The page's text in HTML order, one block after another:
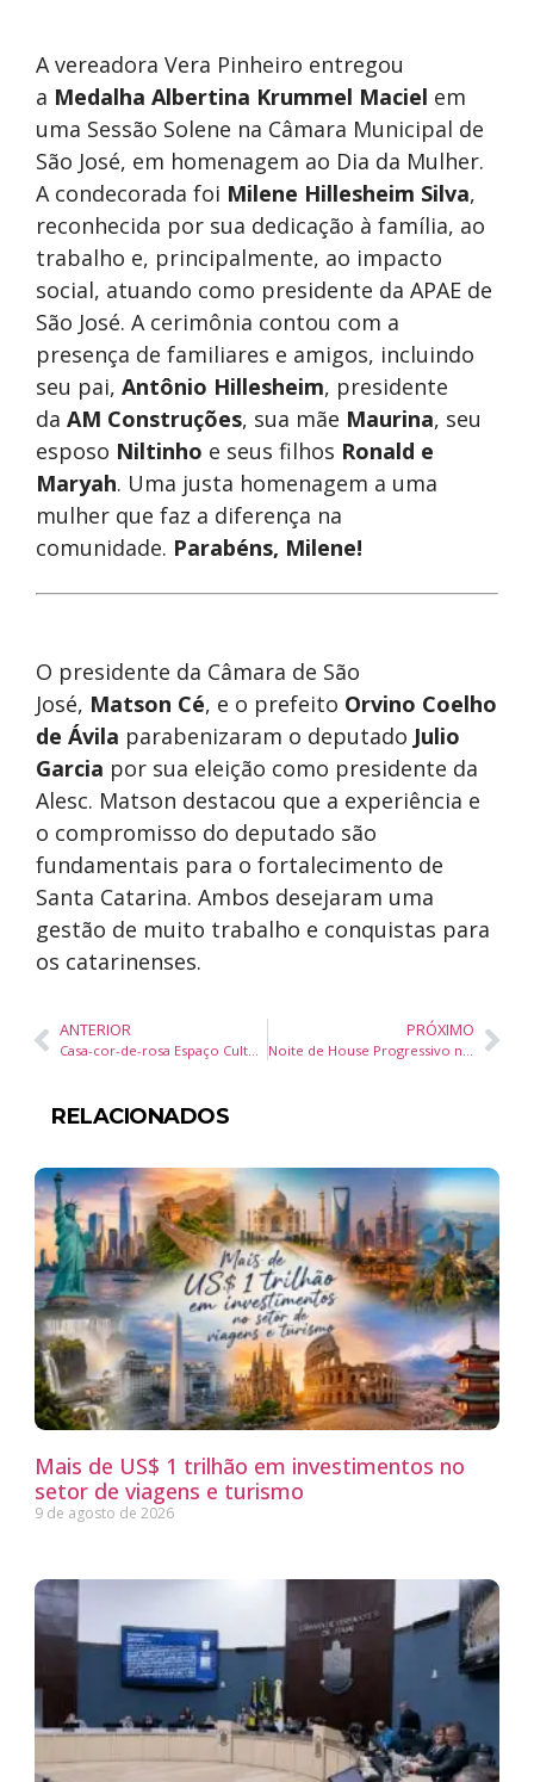
A vereadora Vera Pinheiro entregou
a Medalha Albertina Krummel Maciel em
uma Sessão Solene na Câmara Municipal de
São José, em homenagem ao Dia da Mulher.
A condecorada foi Milene Hillesheim Silva,
reconhecida por sua dedicação à família, ao
trabalho e, principalmente, ao impacto
social, atuando como presidente da APAE de
São José. A cerimônia contou com a
presença de familiares e amigos, incluindo
seu pai, Antônio Hillesheim, presidente
da AM Construções, sua mãe Maurina, seu
esposo Niltinho e seus filhos Ronald e
Maryah. Uma justa homenagem a uma
mulher que faz a diferença na
comunidade. Parabéns, Milene!
O presidente da Câmara de São
José, Matson Cé, e o prefeito Orvino Coelho
de Ávila parabenizaram o deputado Julio
Garcia por sua eleição como presidente da
Alesc. Matson destacou que a experiência e
o compromisso do deputado são
fundamentais para o fortalecimento de
Santa Catarina. Ambos desejaram uma
gestão de muito trabalho e conquistas para
os catarinenses.
ANTERIOR
Casa-cor-de-rosa Espaço Cultural reúne arte e cultura em Balneário Camboriú
PRÓXIMO
Noite de House Progressivo no Surreal Park promete ser memorável nesta sexta-feira (21/03)
RELACIONADOS
Mais de US$ 1 trilhão em investimentos no
setor de viagens e turismo
9 de agosto de 2026